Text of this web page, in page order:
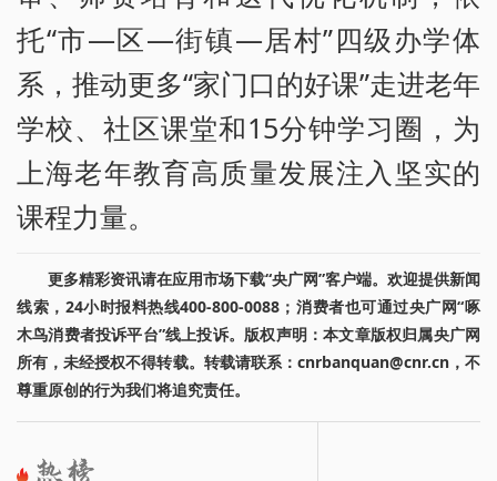
托“市—区—街镇—居村”四级办学体
系，推动更多“家门口的好课”走进老年
学校、社区课堂和15分钟学习圈，为
上海老年教育高质量发展注入坚实的
课程力量。
更多精彩资讯请在应用市场下载“央广网”客户端。欢迎提供新闻
线索，24小时报料热线400-800-0088；消费者也可通过央广网“啄
木鸟消费者投诉平台”线上投诉。版权声明：本文章版权归属央广网
所有，未经授权不得转载。转载请联系：cnrbanquan@cnr.cn，不
尊重原创的行为我们将追究责任。